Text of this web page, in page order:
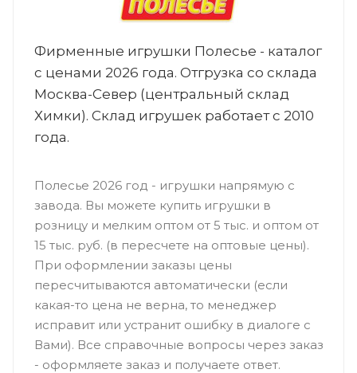
Фирменные игрушки Полесье - каталог
с ценами 2026 года. Отгрузка со склада
Москва-Север (центральный склад
Химки). Склад игрушек работает с 2010
года.
Полесье 2026 год - игрушки напрямую с
завода. Вы можете купить игрушки в
розницу и мелким оптом от 5 тыс. и оптом от
15 тыс. руб. (в пересчете на оптовые цены).
При оформлении заказы цены
пересчитываются автоматически (если
какая-то цена не верна, то менеджер
исправит или устранит ошибку в диалоге с
Вами). Все справочные вопросы через заказ
- оформляете заказ и получаете ответ.